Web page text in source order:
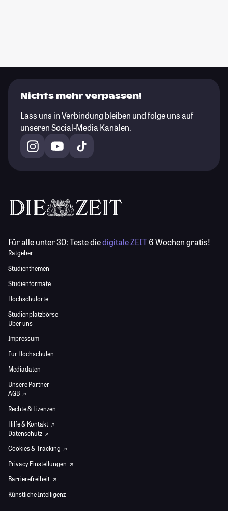
Nichts mehr verpassen!
Lass uns in Verbindung bleiben und folge uns auf
unseren Social-Media Kanälen.
Für alle unter 30:Teste diedigitale ZEIT6 Wochen gratis!
Ratgeber
Studienthemen
Studienformate
Hochschulorte
Studienplatzbörse
Über uns
Impressum
Für Hochschulen
Mediadaten
Unsere Partner
AGB
Rechte & Lizenzen
Hilfe & Kontakt
Datenschutz
Cookies & Tracking
Privacy Einstellungen
Barrierefreiheit
Künstliche Intelligenz